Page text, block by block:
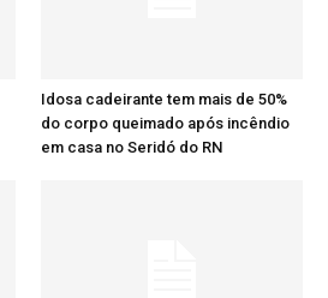
Idosa cadeirante tem mais de 50%
do corpo queimado após incêndio
em casa no Seridó do RN